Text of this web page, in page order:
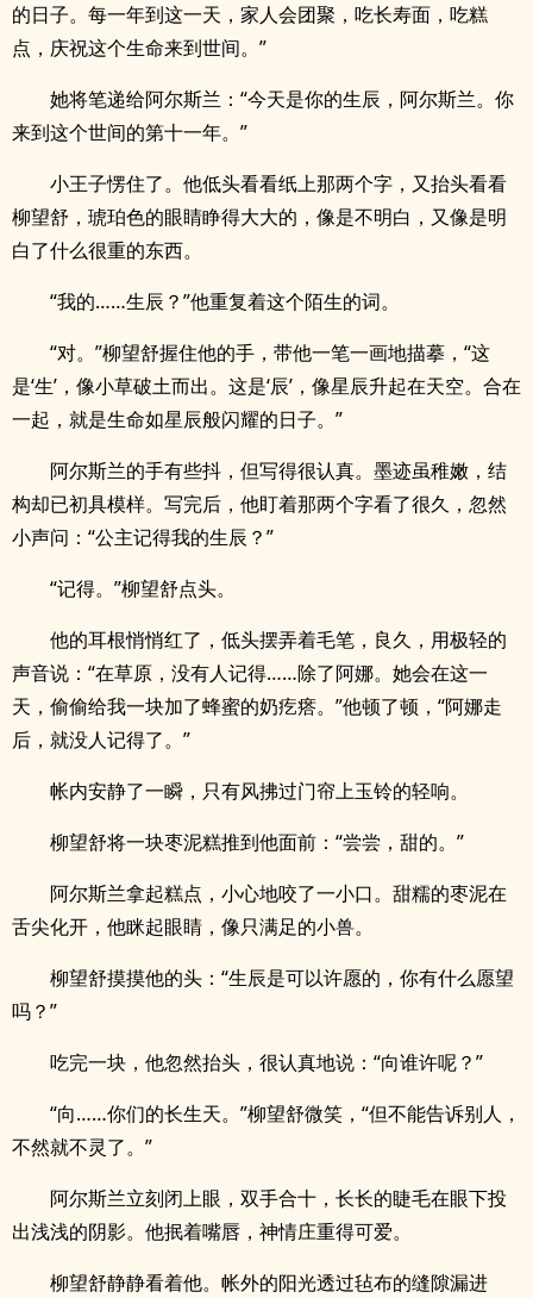
的日子。每一年到这一天，家人会团聚，吃长寿面，吃糕
点，庆祝这个生命来到世间。”
她将笔递给阿尔斯兰：“今天是你的生辰，阿尔斯兰。你
来到这个世间的第十一年。”
小王子愣住了。他低头看看纸上那两个字，又抬头看看
柳望舒，琥珀色的眼睛睁得大大的，像是不明白，又像是明
白了什么很重的东西。
“我的……生辰？”他重复着这个陌生的词。
“对。”柳望舒握住他的手，带他一笔一画地描摹，“这
是‘生’，像小草破土而出。这是‘辰’，像星辰升起在天空。合在
一起，就是生命如星辰般闪耀的日子。”
阿尔斯兰的手有些抖，但写得很认真。墨迹虽稚嫩，结
构却已初具模样。写完后，他盯着那两个字看了很久，忽然
小声问：“公主记得我的生辰？”
“记得。”柳望舒点头。
他的耳根悄悄红了，低头摆弄着毛笔，良久，用极轻的
声音说：“在草原，没有人记得……除了阿娜。她会在这一
天，偷偷给我一块加了蜂蜜的奶疙瘩。”他顿了顿，“阿娜走
后，就没人记得了。”
帐内安静了一瞬，只有风拂过门帘上玉铃的轻响。
柳望舒将一块枣泥糕推到他面前：“尝尝，甜的。”
阿尔斯兰拿起糕点，小心地咬了一小口。甜糯的枣泥在
舌尖化开，他眯起眼睛，像只满足的小兽。
柳望舒摸摸他的头：“生辰是可以许愿的，你有什么愿望
吗？”
吃完一块，他忽然抬头，很认真地说：“向谁许呢？”
“向……你们的长生天。”柳望舒微笑，“但不能告诉别人，
不然就不灵了。”
阿尔斯兰立刻闭上眼，双手合十，长长的睫毛在眼下投
出浅浅的阴影。他抿着嘴唇，神情庄重得可爱。
柳望舒静静看着他。帐外的阳光透过毡布的缝隙漏进